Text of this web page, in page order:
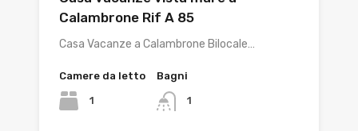
Calambrone Rif A 85
Casa Vacanze a Calambrone Bilocale…
Camere da letto
1
Bagni
1